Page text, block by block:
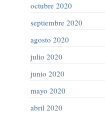
octubre 2020
septiembre 2020
agosto 2020
julio 2020
junio 2020
mayo 2020
abril 2020